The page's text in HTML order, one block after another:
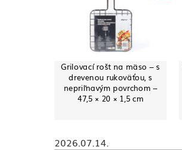
Grilovací rošt na mäso – s
drevenou rukoväťou, s
nepriľnavým povrchom –
47,5 × 20 × 1,5 cm
2026.07.14.